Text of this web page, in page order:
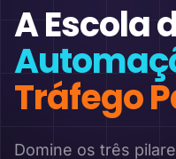
A Escola
Tráfego
Domine os três